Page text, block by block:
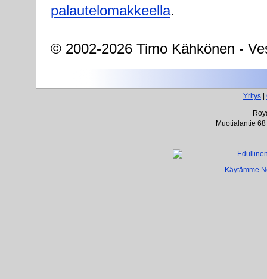
palautelomakkeella.
© 2002-2026 Timo Kähkönen -
Yritys
Muotialantie
Käytämme